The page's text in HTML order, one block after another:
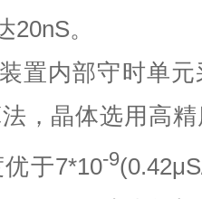
20nS。
置内部守时单
，晶体选用高
于7*10-9(0.42μ